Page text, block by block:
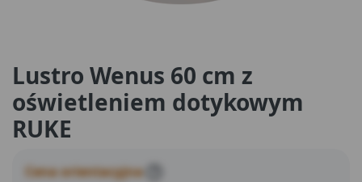
Lustro Wenus 60 cm z
oświetleniem dotykowym
RUKE
Cena orientacyjna